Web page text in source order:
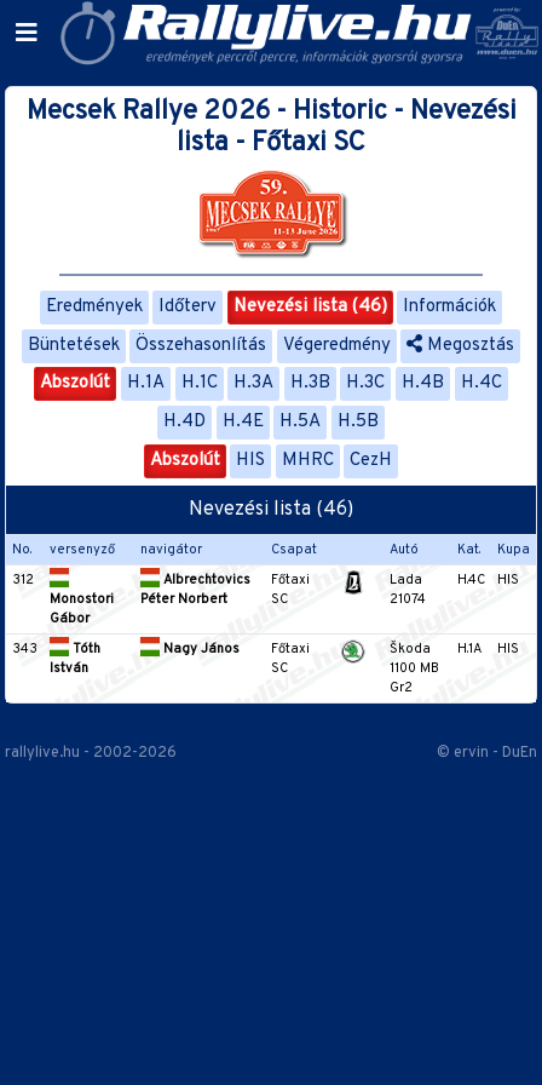
Mecsek Rallye 2026 - Historic - Nevezési
lista - Főtaxi SC
Eredmények Időterv Nevezési lista (46)
Információk
Büntetések
Összehasonlítás Végeredmény
Megosztás
Abszolút
H.1A H.1C H.3A H.3B H.3C H.4B
H.4C
H.4D
H.4E H.5A
H.5B
Abszolút
HIS MHRC CezH
Nevezési lista (46)
No. versenyző navigátor Csapat Autó Kat.
Kupa
312
Monostori
Gábor
Albrechtovics
Péter Norbert
Főtaxi
SC
Lada
21074
H.4C HIS
343
Tóth
István
Nagy János
Főtaxi
SC
Škoda
1100 MB
Gr2
H.1A HIS
rallylive.hu - 2002-2026 © ervin - DuEn